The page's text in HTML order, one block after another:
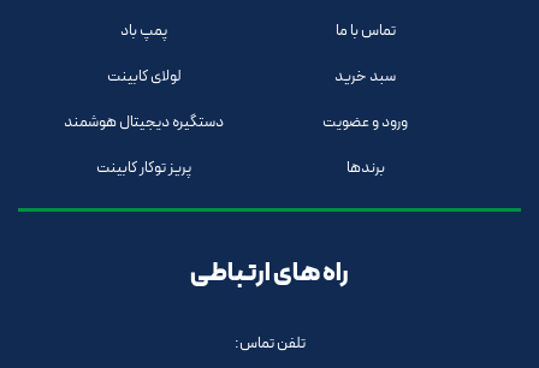
تماس با ما
سبد خرید
ورود و عضویت
برندها
پمپ باد
لولای کابینت
دستگیره دیجیتال هوشمند
پریز توکار کابینت
راه های ارتباطی
تلفن تماس: